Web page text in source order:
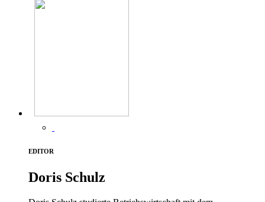
EDITOR
Doris Schulz